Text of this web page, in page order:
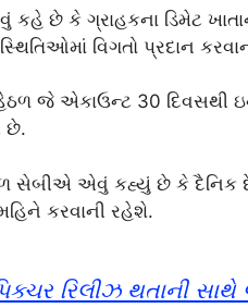
છે કે ગ્રાહકના ડિમેટ
વિગતો પ્રદાન
જે એકાઉન્ટ 30 દિવસથી
છે.
સેબીએ એવું કહ્યું છે કે દૈનિક
કરવાની રહેશે.
રિલીઝ થતાની